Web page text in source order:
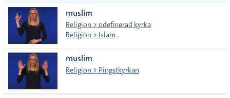
alla i
lista
muslim
Religion > odefinerad kyrka
Religion > Islam
muslim
Religion > Pingstkyrkan